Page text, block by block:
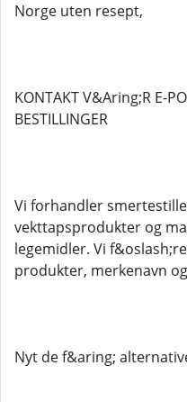
Norge uten resept,
KONTAKT V&Aring;R E-
BESTILLINGER
Vi forhandler
vekttapsprodukter og
legemidler. Vi
produkter, merkenavn
Nyt de f&aring;